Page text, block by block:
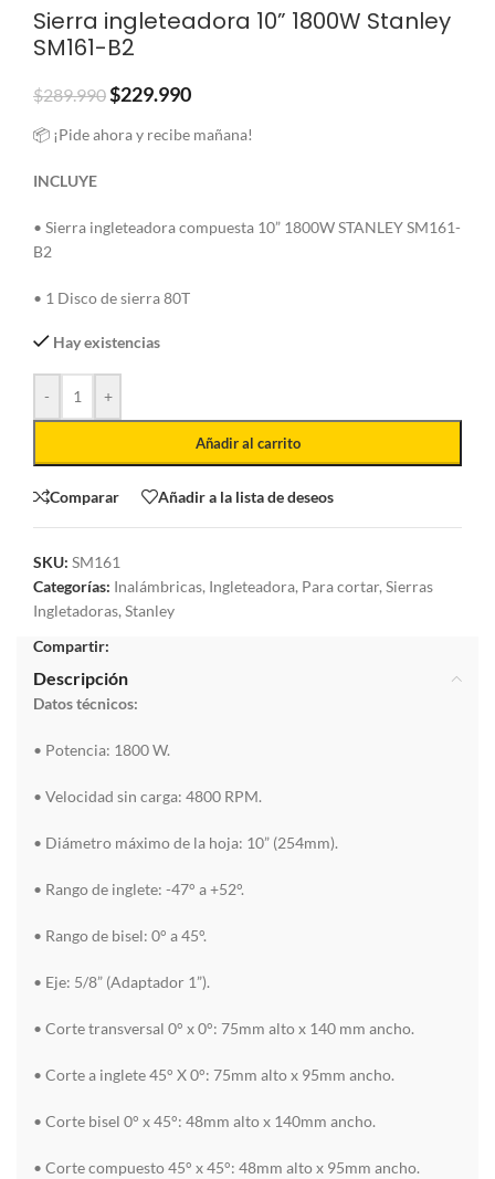
Sierra ingleteadora 10” 1800W Stanley
SM161-B2
$289.990$229.990
📦 ¡Pide ahora y recibe mañana!
INCLUYE
• Sierra ingleteadora compuesta 10” 1800W STANLEY SM161-
B2
• 1 Disco de sierra 80T
Hay existencias
- +
Añadir al carrito
Comparar Añadir a la lista de deseos
SKU: SM161
Categorías: Inalámbricas, Ingleteadora, Para cortar, Sierras
Ingletadoras, Stanley
Compartir:
Descripción
Datos técnicos:
• Potencia: 1800 W.
• Velocidad sin carga: 4800 RPM.
• Diámetro máximo de la hoja: 10” (254mm).
• Rango de inglete: -47° a +52°.
• Rango de bisel: 0° a 45°.
• Eje: 5/8” (Adaptador 1”).
• Corte transversal 0° x 0°: 75mm alto x 140 mm ancho.
• Corte a inglete 45° X 0°: 75mm alto x 95mm ancho.
• Corte bisel 0° x 45°: 48mm alto x 140mm ancho.
• Corte compuesto 45° x 45°: 48mm alto x 95mm ancho.